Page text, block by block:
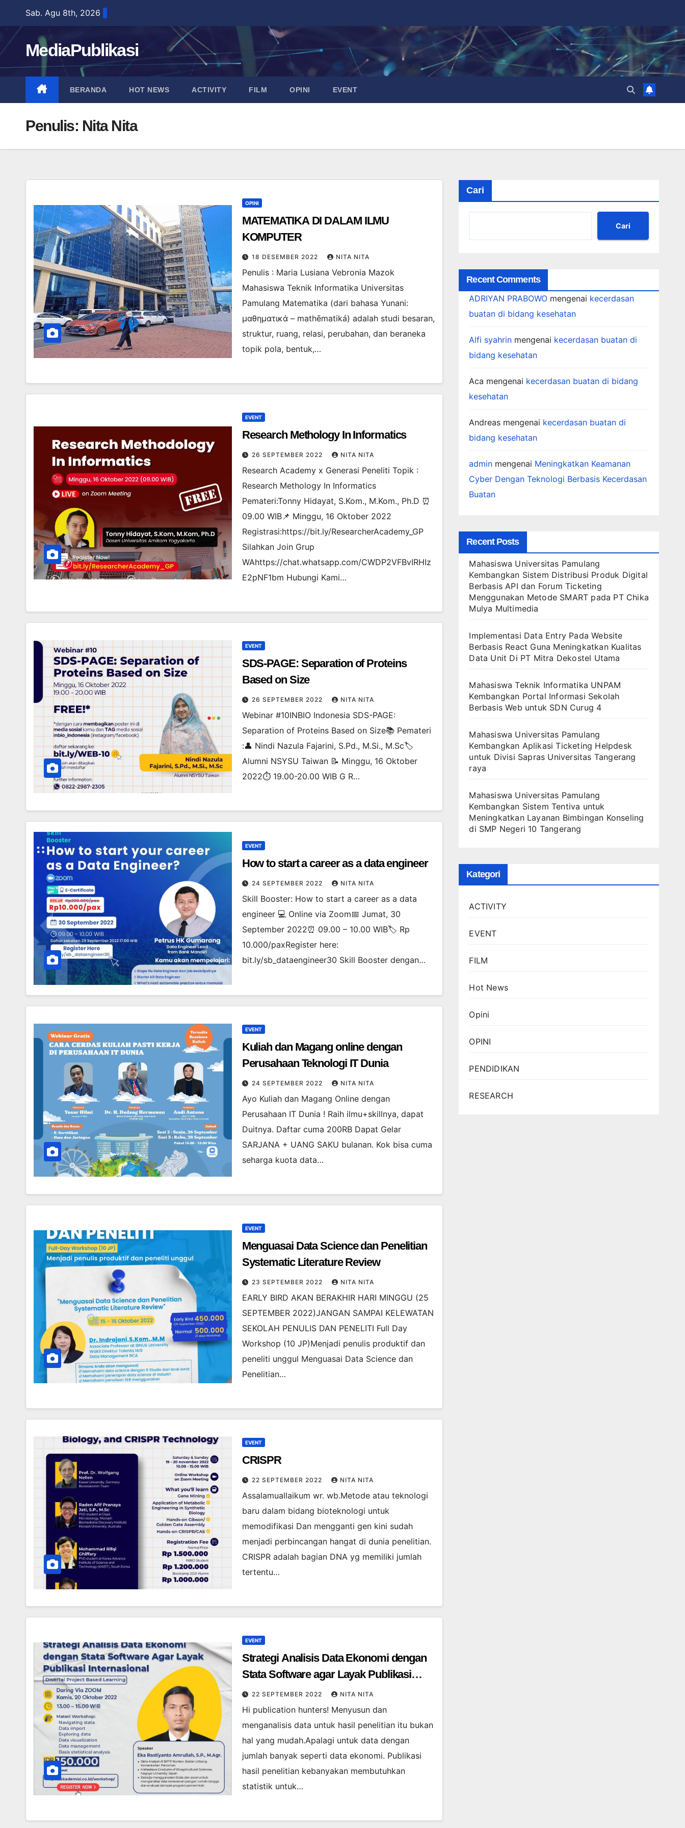
content
Sab. Agu 8th, 2026
MediaPublikasi
BERANDA HOT NEWS ACTIVITY FILM OPINI EVENT
Penulis: Nita Nita
OPINI
MATEMATIKA DI DALAM ILMU
KOMPUTER
18 DESEMBER 2022 NITA NITA
Penulis : Maria Lusiana Vebronia Mazok
Mahasiswa Teknik Informatika Universitas
Pamulang Matematika (dari bahasa Yunani:
μαθηματικά – mathēmatiká) adalah studi besaran,
struktur, ruang, relasi, perubahan, dan beraneka
topik pola, bentuk,…
EVENT
Research Methology In Informatics
26 SEPTEMBER 2022 NITA NITA
Research Academy x Generasi Peneliti Topik :
Research Methology In Informatics
Pemateri:Tonny Hidayat, S.Kom., M.Kom., Ph.D ⏰
09.00 WIB📌 Minggu, 16 Oktober 2022
Registrasi:https://bit.ly/ResearcherAcademy_GP
Silahkan Join Grup
WAhttps://chat.whatsapp.com/CWDP2VFBvIRHIz
E2pNF1bm Hubungi Kami…
EVENT
SDS-PAGE: Separation of Proteins
Based on Size
26 SEPTEMBER 2022 NITA NITA
Webinar #10INBIO Indonesia SDS-PAGE:
Separation of Proteins Based on Size📚 Pemateri
:👤 Nindi Nazula Fajarini, S.Pd., M.Si., M.Sc🏷
Alumni NSYSU Taiwan 📝 Minggu, 16 Oktober
2022⏱ 19.00-20.00 WIB G R…
EVENT
How to start a career as a data engineer
24 SEPTEMBER 2022 NITA NITA
Skill Booster: How to start a career as a data
engineer 💻 Online via Zoom📅 Jumat, 30
September 2022⏰ 09.00 – 10.00 WIB🏷 Rp
10.000/paxRegister here:
bit.ly/sb_dataengineer30 Skill Booster dengan…
EVENT
Kuliah dan Magang online dengan
Perusahaan Teknologi IT Dunia
24 SEPTEMBER 2022 NITA NITA
Ayo Kuliah dan Magang Online dengan
Perusahaan IT Dunia ! Raih ilmu+skillnya, dapat
Duitnya. Daftar cuma 200RB Dapat Gelar
SARJANA + UANG SAKU bulanan. Kok bisa cuma
seharga kuota data…
EVENT
Menguasai Data Science dan Penelitian
Systematic Literature Review
23 SEPTEMBER 2022 NITA NITA
EARLY BIRD AKAN BERAKHIR HARI MINGGU (25
SEPTEMBER 2022)JANGAN SAMPAI KELEWATAN
SEKOLAH PENULIS DAN PENELITI Full Day
Workshop (10 JP)Menjadi penulis produktif dan
peneliti unggul Menguasai Data Science dan
Penelitian…
EVENT
CRISPR
22 SEPTEMBER 2022 NITA NITA
Assalamuallaikum wr. wb.Metode atau teknologi
baru dalam bidang bioteknologi untuk
memodifikasi Dan mengganti gen kini sudah
menjadi perbincangan hangat di dunia penelitian.
CRISPR adalah bagian DNA yg memiliki jumlah
tertentu…
EVENT
Strategi Analisis Data Ekonomi dengan
Stata Software agar Layak Publikasi
Internasional
22 SEPTEMBER 2022 NITA NITA
Hi publication hunters! Menyusun dan
menganalisis data untuk hasil penelitian itu bukan
hal yang mudah.Apalagi untuk data dengan
jumlah banyak seperti data ekonomi. Publikasi
hasil penelitian kebanyakan membutuhkan
statistik untuk…
Cari
Cari
Recent Comments
ADRIYAN PRABOWO mengenai kecerdasan
buatan di bidang kesehatan
Alfi syahrin mengenai kecerdasan buatan di
bidang kesehatan
Aca mengenai kecerdasan buatan di bidang
kesehatan
Andreas mengenai kecerdasan buatan di
bidang kesehatan
admin mengenai Meningkatkan Keamanan
Cyber Dengan Teknologi Berbasis Kecerdasan
Buatan
Recent Posts
Mahasiswa Universitas Pamulang
Kembangkan Sistem Distribusi Produk Digital
Berbasis API dan Forum Ticketing
Menggunakan Metode SMART pada PT Chika
Mulya Multimedia
Implementasi Data Entry Pada Website
Berbasis React Guna Meningkatkan Kualitas
Data Unit Di PT Mitra Dekostel Utama
Mahasiswa Teknik Informatika UNPAM
Kembangkan Portal Informasi Sekolah
Berbasis Web untuk SDN Curug 4
Mahasiswa Universitas Pamulang
Kembangkan Aplikasi Ticketing Helpdesk
untuk Divisi Sapras Universitas Tangerang
raya
Mahasiswa Universitas Pamulang
Kembangkan Sistem Tentiva untuk
Meningkatkan Layanan Bimbingan Konseling
di SMP Negeri 10 Tangerang
Kategori
ACTIVITY
EVENT
FILM
Hot News
Opini
OPINI
PENDIDIKAN
RESEARCH